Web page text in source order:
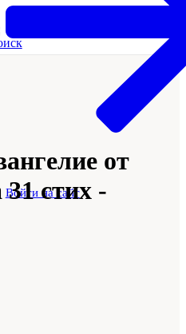
Войти на сайт
от
стих -